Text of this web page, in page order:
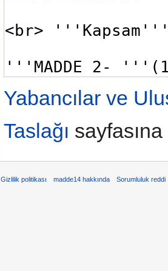
Yabancılar ve
Taslağı
Gizlilik politikası madde14 hakkında Sorumluluk reddi